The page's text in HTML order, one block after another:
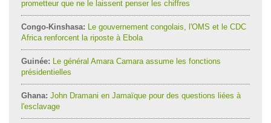
prometteur que ne le laissent penser les chiffres
Congo-Kinshasa: Le gouvernement congolais, l'OMS et le CDC
Africa renforcent la riposte à Ebola
Guinée: Le général Amara Camara assume les fonctions
présidentielles
Ghana: John Dramani en Jamaïque pour des questions liées à
l'esclavage